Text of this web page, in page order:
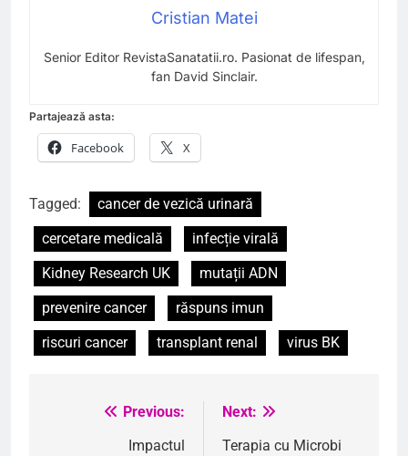
Cristian Matei
Senior Editor RevistaSanatatii.ro. Pasionat de lifespan,
fan David Sinclair.
Partajează asta:
Facebook X
Tagged:
cancer de vezică urinară
cercetare medicală
infecție virală
Kidney Research UK
mutații ADN
prevenire cancer
răspuns imun
riscuri cancer
transplant renal virus BK
NavigarePrevious:
Impactul
Next:
Terapia cu Microbi